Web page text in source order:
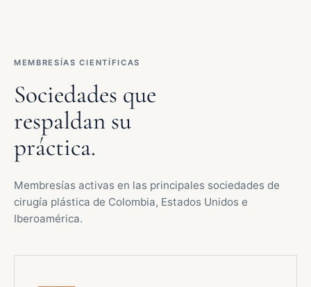
MEMBRESÍAS CIENTÍFICAS
Sociedades que
respaldan su
práctica.
Membresías activas en las principales sociedades de
cirugía plástica de Colombia, Estados Unidos e
Iberoamérica.